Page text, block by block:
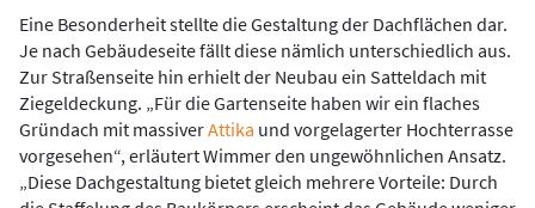
Eine Besonderheit stellte die Gestaltung der Dachflächen dar.
Je nach Gebäudeseite fällt diese nämlich unterschiedlich aus.
Zur Straßenseite hin erhielt der Neubau ein Satteldach mit
Ziegeldeckung. „Für die Gartenseite haben wir ein flaches
Gründach mit massiverAttika und vorgelagerter Hochterrasse
vorgesehen“, erläutert Wimmer den ungewöhnlichen Ansatz.
„Diese Dachgestaltung bietet gleich mehrere Vorteile: Durch